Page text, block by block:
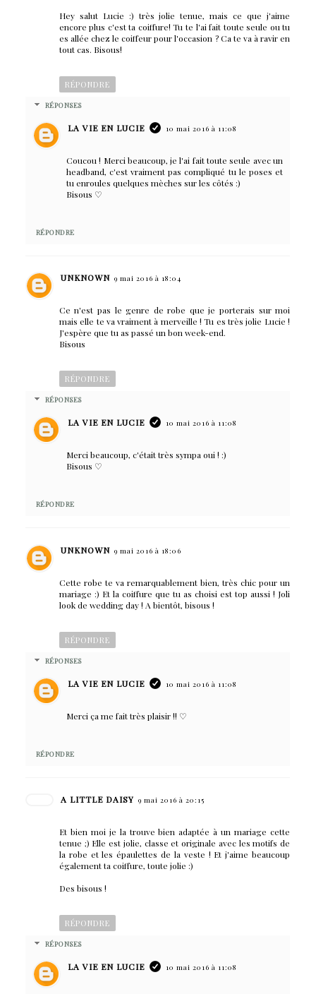
Hey salut Lucie :) très jolie tenue, mais ce que j'aime
encore plus c'est ta coiffure! Tu te l'ai fait toute seule ou tu
es allée chez le coiffeur pour l'occasion ? Ca te va à ravir en
tout cas. Bisous!
RÉPONDRE
RÉPONSES
LA VIE EN LUCIE 10 mai 2016 à 11:08
Coucou ! Merci beaucoup, je l'ai fait toute seule avec un
headband, c'est vraiment pas compliqué tu le poses et
tu enroules quelques mèches sur les côtés :)
Bisous ♡
RÉPONDRE
UNKNOWN 9 mai 2016 à 18:04
Ce n'est pas le genre de robe que je porterais sur moi
mais elle te va vraiment à merveille ! Tu es très jolie Lucie !
J'espère que tu as passé un bon week-end.
Bisous
RÉPONDRE
RÉPONSES
LA VIE EN LUCIE 10 mai 2016 à 11:08
Merci beaucoup, c'était très sympa oui ! :)
Bisous ♡
RÉPONDRE
UNKNOWN 9 mai 2016 à 18:06
Cette robe te va remarquablement bien, très chic pour un
mariage :) Et la coiffure que tu as choisi est top aussi ! Joli
look de wedding day ! A bientôt, bisous !
RÉPONDRE
RÉPONSES
LA VIE EN LUCIE 10 mai 2016 à 11:08
Merci ça me fait très plaisir !! ♡
RÉPONDRE
A LITTLE DAISY 9 mai 2016 à 20:15
Et bien moi je la trouve bien adaptée à un mariage cette
tenue ;) Elle est jolie, classe et originale avec les motifs de
la robe et les épaulettes de la veste ! Et j'aime beaucoup
également ta coiffure, toute jolie :)
Des bisous !
RÉPONDRE
RÉPONSES
LA VIE EN LUCIE 10 mai 2016 à 11:08